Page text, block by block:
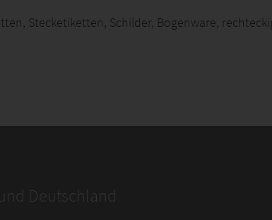
Stecketiketten, Schilder, Bogenware,
Deutschland